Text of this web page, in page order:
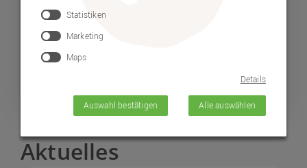
Termine
Selbstvertretung
Beschwerdestelle - "Bubl"
Aktuelles
Auswahl bestätigen Alle auswählen
Statistiken
Marketing
Maps
Details